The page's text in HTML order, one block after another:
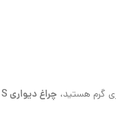
گرم هستید، چراغ دیواری Ripple Pin S با کد W134